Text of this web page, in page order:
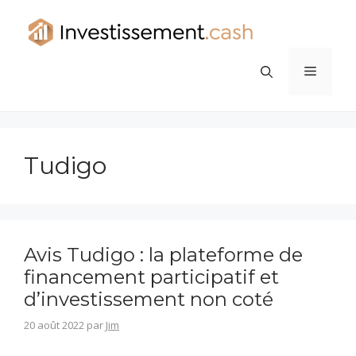
contenu
Menu
Tudigo
Avis Tudigo : la plateforme de
financement participatif et
d’investissement non coté
20 août 2022 par Jim